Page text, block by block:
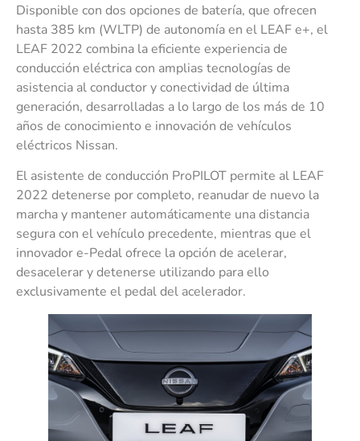
Disponible con dos opciones de batería, que ofrecen
hasta 385 km (WLTP) de autonomía en el LEAF e+, el
LEAF 2022 combina la eficiente experiencia de
conducción eléctrica con amplias tecnologías de
asistencia al conductor y conectividad de última
generación, desarrolladas a lo largo de los más de 10
años de conocimiento e innovación de vehículos
eléctricos Nissan.
El asistente de conducción ProPILOT permite al LEAF
2022 detenerse por completo, reanudar de nuevo la
marcha y mantener automáticamente una distancia
segura con el vehículo precedente, mientras que el
innovador e-Pedal ofrece la opción de acelerar,
desacelerar y detenerse utilizando para ello
exclusivamente el pedal del acelerador.